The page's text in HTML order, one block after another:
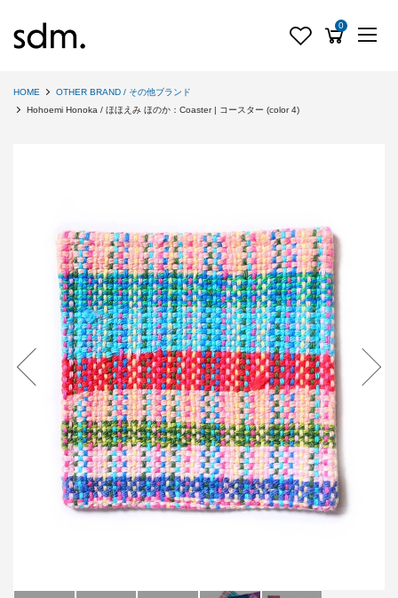
0
HOME
OTHER BRAND / その他ブランド
Hohoemi Honoka / ほほえみ ほのか：Coaster | コースター (color 4)